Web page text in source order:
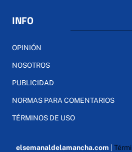
INFO
OPINIÓN
NOSOTROS
PUBLICIDAD
NORMAS PARA COMENTARIOS
TÉRMINOS DE USO
elsemanaldelamancha.com